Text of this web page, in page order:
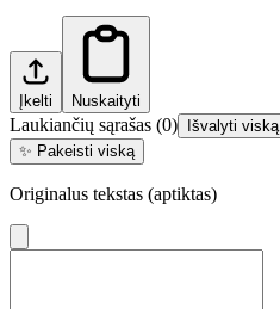
Įkelti Nuskaityti
Laukiančių sąrašas (0)
Išvalyti viską
✨ Pakeisti viską
Originalus tekstas (aptiktas)